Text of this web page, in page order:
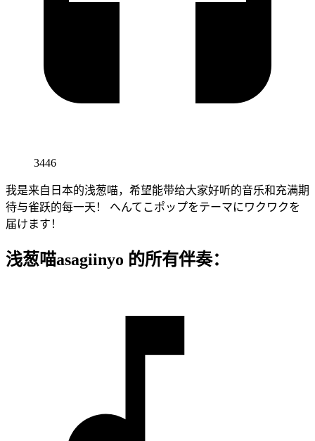
3446
我是来自日本的浅葱喵，希望能带给大家好听的音乐和充满期
待与雀跃的每一天！ へんてこポップをテーマにワクワクを
届けます！
浅葱喵asagiinyo 的所有伴奏：